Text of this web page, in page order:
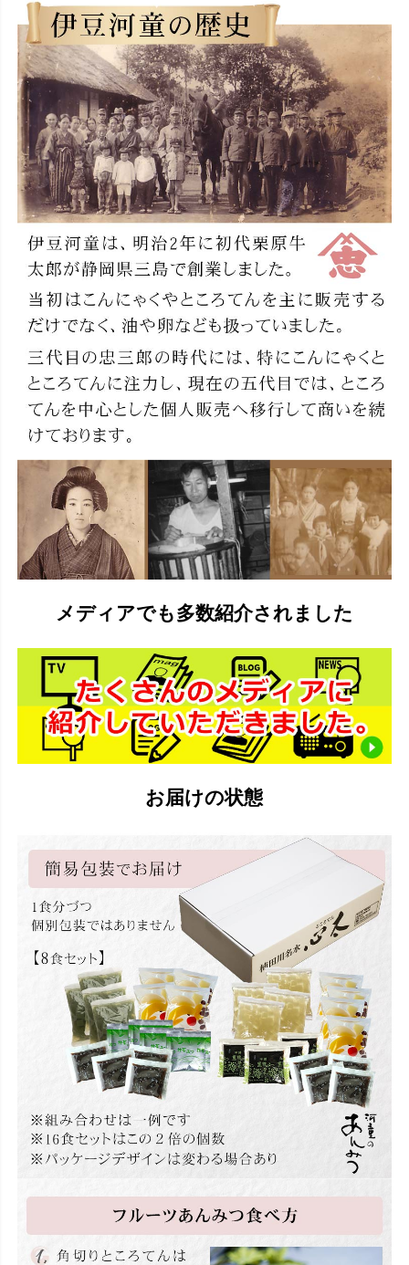
メディアでも多数紹介されました
お届けの状態